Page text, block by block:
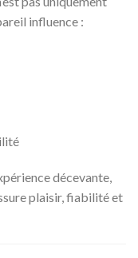
influence :
décevante,
plaisir, fiabilité et